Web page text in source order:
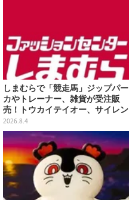
しまむらで「競走馬」ジップパー
カやトレーナー、雑貨が受注販
売！トウカイテイオー、サイレン
ススズカなど名馬5頭をデザイン
2026.8.4